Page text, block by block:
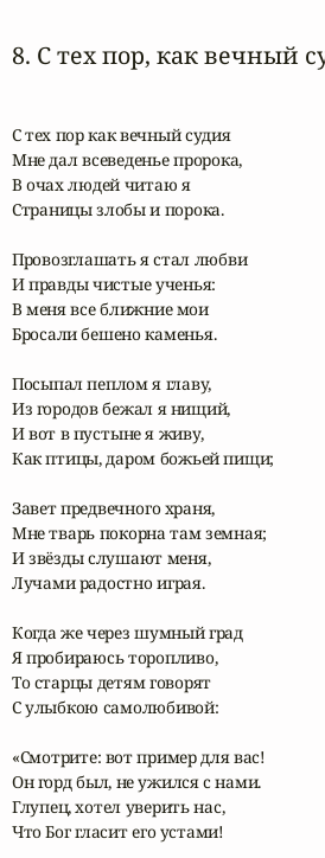
8. С тех пор, как вечный
С тех пор как вечный судия
Мне дал всеведенье пророка,
В очах людей читаю я
Страницы злобы и порока.
Провозглашать я стал любви
И правды чистые ученья:
В меня все ближние мои
Бросали бешено каменья.
Посыпал пеплом я главу,
Из городов бежал я нищий,
И вот в пустыне я живу,
Как птицы, даром божьей пищи;
Завет предвечного храня,
Мне тварь покорна там земная;
И звёзды слушают меня,
Лучами радостно играя.
Когда же через шумный град
Я пробираюсь торопливо,
То старцы детям говорят
С улыбкою самолюбивой:
«Смотрите: вот пример для вас!
Он горд был, не ужился с нами.
Глупец, хотел уверить нас,
Что Бог гласит его устами!